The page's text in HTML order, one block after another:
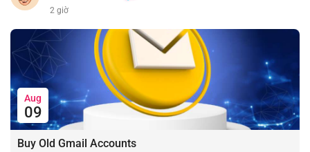
2 giờ
Aug
09
Buy Old Gmail Accounts